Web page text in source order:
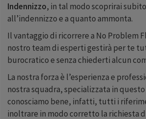
Indennizzo, in tal modo scoprirai
all’indennizzo e a quanto ammonta.
Il vantaggio di ricorrere a No Problem
nostro team di esperti gestirà per te
burocratico e senza chiederti alcun
La nostra forza è l’esperienza e
nostra squadra, specializzata in
conosciamo bene, infatti, tutti i
inoltrare in modo corretto la richiesta